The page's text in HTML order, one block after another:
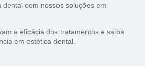
com nossos soluções em
a eficácia dos tratamentos e saiba
em estética dental.